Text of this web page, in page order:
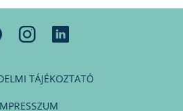
TÁJÉKOZTATÓ